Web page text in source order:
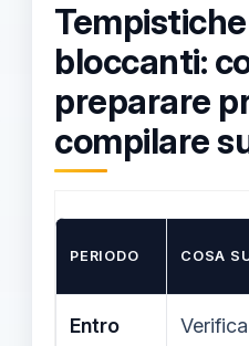
bloccanti:
preparare
compilare
PERIODO COSA
Entro